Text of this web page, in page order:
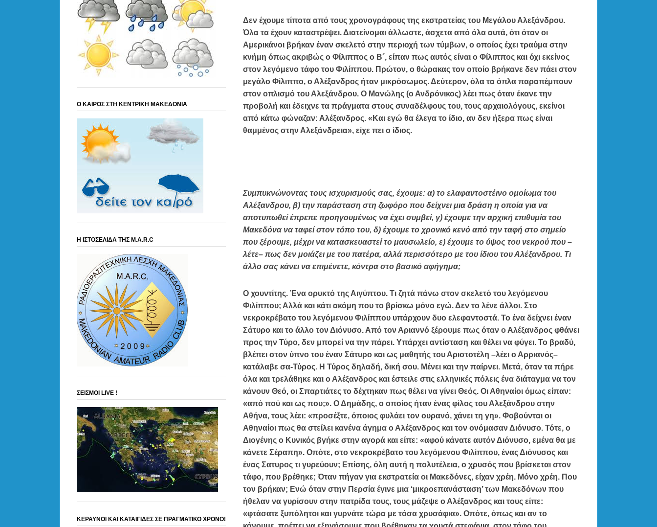
Δεν έχουμε τίποτα από τους χρονογράφους της εκστρατείας του Μεγάλου Αλεξάνδρου.
Όλα τα έχουν καταστρέψει. Διατείνομαι άλλωστε, άσχετα από όλα αυτά, ότι όταν οι
Αμερικάνοι βρήκαν έναν σκελετό στην περιοχή των τύμβων, ο οποίος έχει τραύμα στην
κνήμη όπως ακριβώς ο Φίλιππος ο Β´, είπαν πως αυτός είναι ο Φίλιππος και όχι εκείνος
στον λεγόμενο τάφο του Φιλίππου. Πρώτον, ο θώρακας τον οποίο βρήκανε δεν πάει στον
μεγάλο Φίλιππο, ο Αλέξανδρος ήταν μικρόσωμος. Δεύτερον, όλα τα όπλα παραπέμπουν
στον οπλισμό του Αλεξάνδρου. Ο Μανώλης (ο Ανδρόνικος) λέει πως όταν έκανε την
προβολή και έδειχνε τα πράγματα στους συναδέλφους του, τους αρχαιολόγους, εκείνοι
από κάτω φώναζαν: Αλέξανδρος. «Και εγώ θα έλεγα το ίδιο, αν δεν ήξερα πως είναι
θαμμένος στην Αλεξάνδρεια», είχε πει ο ίδιος.
Συμπυκνώνοντας τους ισχυρισμούς σας, έχουμε: α) το ελαφαντοστέινο ομοίωμα του
Αλέξανδρου, β) την παράσταση στη ζωφόρο που δείχνει μια δράση η οποία για να
αποτυπωθεί έπρεπε προηγουμένως να έχει συμβεί, γ) έχουμε την αρχική επιθυμία του
Μακεδόνα να ταφεί στον τόπο του, δ) έχουμε το χρονικό κενό από την ταφή στο σημείο
που ξέρουμε, μέχρι να κατασκευαστεί το μαυσωλείο, ε) έχουμε το ύψος του νεκρού που –
λέτε– πως δεν μοιάζει με του πατέρα, αλλά περισσότερο με του ίδιου του Αλέξανδρου. Τι
άλλο σας κάνει να επιμένετε, κόντρα στο βασικό αφήγημα;
Ο χουντίτης. Ένα ορυκτό της Αιγύπτου. Τι ζητά πάνω στον σκελετό του λεγόμενου
Φιλίππου; Αλλά και κάτι ακόμη που το βρίσκω μόνο εγώ. Δεν το λένε άλλοι. Στο
νεκροκρέβατο του λεγόμενου Φιλίππου υπάρχουν δυο ελεφαντοστά. Το ένα δείχνει έναν
Σάτυρο και το άλλο τον Διόνυσο. Από τον Αριαννό ξέρουμε πως όταν ο Αλέξανδρος φθάνει
προς την Τύρο, δεν μπορεί να την πάρει. Υπάρχει αντίσταση και θέλει να φύγει. Το βραδύ,
βλέπει στον ύπνο του έναν Σάτυρο και ως μαθητής του Αριστοτέλη –λέει ο Αρριανός–
κατάλαβε σα-Τύρος. Η Τύρος δηλαδή, δική σου. Μένει και την παίρνει. Μετά, όταν τα πήρε
όλα και τρελάθηκε και ο Αλέξανδρος και έστειλε στις ελληνικές πόλεις ένα διάταγμα να τον
κάνουν Θεό, οι Σπαρτιάτες το δέχτηκαν πως θέλει να γίνει Θεός. Οι Αθηναίοι όμως είπαν:
«από πού και ως που;». Ο Δημάδης, ο οποίος ήταν ένας φίλος του Αλεξάνδρου στην
Αθήνα, τους λέει: «προσέξτε, όποιος φυλάει τον ουρανό, χάνει τη γη». Φοβούνται οι
Αθηναίοι πως θα στείλει κανένα άγημα ο Αλέξανδρος και τον ονόμασαν Διόνυσο. Τότε, ο
Διογένης ο Κυνικός βγήκε στην αγορά και είπε: «αφού κάνατε αυτόν Διόνυσο, εμένα θα με
κάνετε Σέραπη». Οπότε, στο νεκροκρέβατο του λεγόμενου Φιλίππου, ένας Διόνυσος και
ένας Σατυρος τι γυρεύουν; Επίσης, όλη αυτή η πολυτέλεια, ο χρυσός που βρίσκεται στον
τάφο, που βρέθηκε; Όταν πήγαν για εκστρατεία οι Μακεδόνες, είχαν χρέη. Μόνο χρέη. Που
τον βρήκαν; Ενώ όταν στην Περσία έγινε μια ‘μικροεπανάσταση’ των Μακεδόνων που
ήθελαν να γυρίσουν στην πατρίδα τους, τους μάζεψε ο Αλέξανδρος και τους είπε:
«φτάσατε ξυπόλητοι και γυρνάτε τώρα με τόσα χρυσάφια». Οπότε, όπως και αν το
Ο ΚΑΙΡΟΣ ΣΤΗ ΚΕΝΤΡΙΚΗ ΜΑΚΕΔΟΝΙΑ
Η ΙΣΤΟΣΕΛΙΔΑ ΤΗΣ M.A.R.C
ΣΕΙΣΜΟΙ LIVE !
ΚΕΡΑΥΝΟΙ ΚΑΙ ΚΑΤΑΙΓΙΔΕΣ ΣΕ ΠΡΑΓΜΑΤΙΚΟ ΧΡΟΝΟ!